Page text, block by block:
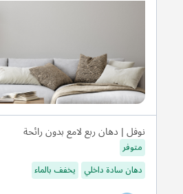
نوفل | دهان ربع لامع بدون رائحة
متوفر
دهان سادة داخلي يخفف بالماء